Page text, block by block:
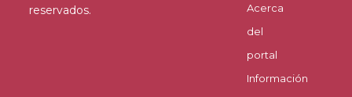
reservados.
Acerca
del
portal
Información